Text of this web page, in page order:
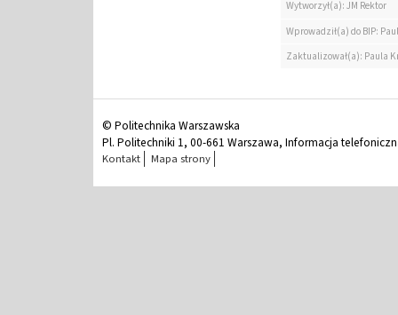
Wytworzył(a): JM Rektor
Wprowadził(a) do BIP:
Zaktualizował(a): Paula
© Politechnika Warszawska
Pl. Politechniki 1, 00-661 Warszawa, Informacja
Kontakt Mapa strony